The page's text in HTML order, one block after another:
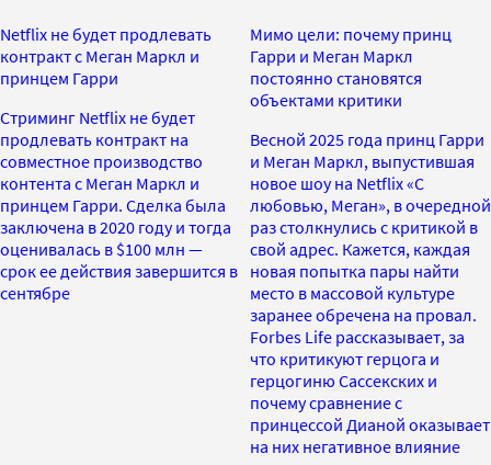
Netflix не будет продлевать
контракт с Меган Маркл и
принцем Гарри
Стриминг Netflix не будет
продлевать контракт на
совместное производство
контента с Меган Маркл и
принцем Гарри. Сделка была
заключена в 2020 году и тогда
оценивалась в $100 млн —
срок ее действия завершится в
сентябре
Мимо цели: почему принц
Гарри и Меган Маркл
постоянно становятся
объектами критики
Весной 2025 года принц Гарри
и Меган Маркл, выпустившая
новое шоу на Netflix «С
любовью, Меган», в очередной
раз столкнулись с критикой в
свой адрес. Кажется, каждая
новая попытка пары найти
место в массовой культуре
заранее обречена на провал.
Forbes Life рассказывает, за
что критикуют герцога и
герцогиню Сассекских и
почему сравнение с
принцессой Дианой оказывает
на них негативное влияние